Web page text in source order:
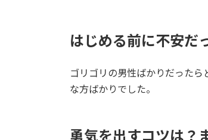
はじめる前に不安だ
ゴリゴリの男性ばかりだった
な方ばかりでした。
勇気を出すコツは？